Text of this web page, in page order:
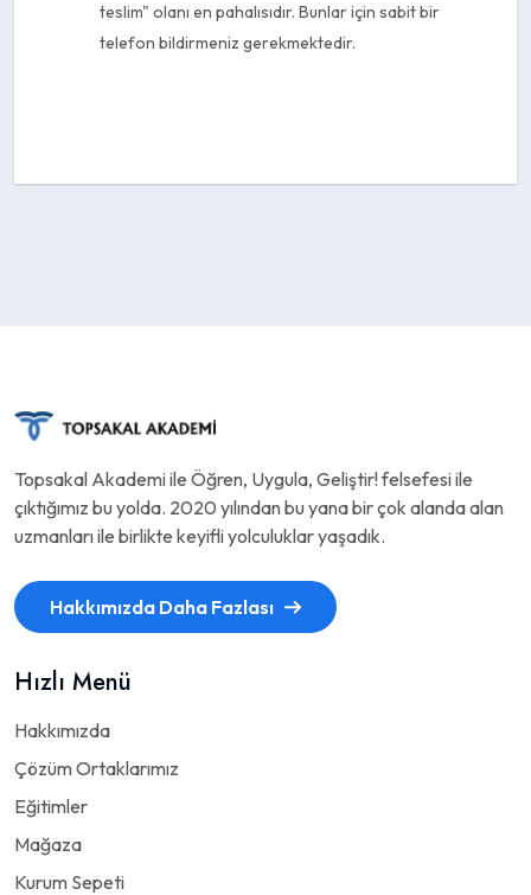
teslim" olanı en pahalısıdır. Bunlar için sabit bir
telefon bildirmeniz gerekmektedir.
Topsakal Akademi ile Öğren, Uygula, Geliştir! felsefesi ile
çıktığımız bu yolda. 2020 yılından bu yana bir çok alanda alan
uzmanları ile birlikte keyifli yolculuklar yaşadık.
Hakkımızda Daha Fazlası
Hızlı Menü
Hakkımızda
Çözüm Ortaklarımız
Eğitimler
Mağaza
Kurum Sepeti